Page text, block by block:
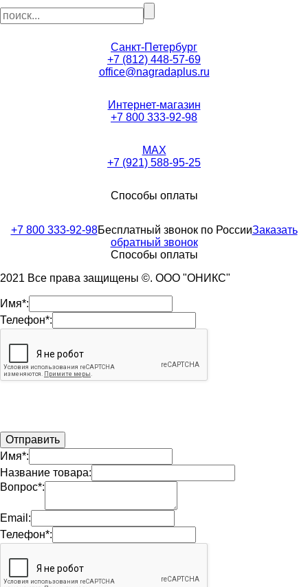
Санкт-Петербург
+7 (812) 448-57-69
office@nagradaplus.ru
Интернет-магазин
+7 800 333-92-98
MAX
+7 (921) 588-95-25
Способы оплаты
+7 800 333-92-98Бесплатный звонок по РоссииЗаказать
обратный звонок
Способы оплаты
2021 Все права защищены ©. ООО "ОНИКС"
Имя*:
Телефон*:
Имя*:
Название товара:
Вопрос*:
Email:
Телефон*: